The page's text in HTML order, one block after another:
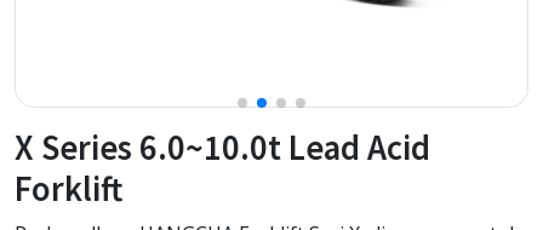
X Series 6.0~10.0t Lead Acid
Forklift